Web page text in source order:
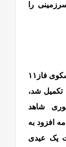
را
وزیر نفت همچنین با اعلام اینکه نصب سکوی فاز‌۱۱
۷ تیرماه. تکمیل شد،
شاهد
افزود به
یک عیدی